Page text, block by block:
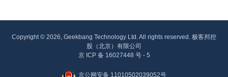
Copyright © 2026, Geekbang Technology Ltd. All rights reserved. 极客邦控
股（北京）有限公司
京 ICP 备 16027448 号 - 5
京公网安备 11010502039052号